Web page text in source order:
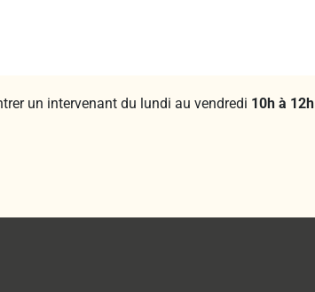
un intervenant du lundi au vendredi 10h à 12h